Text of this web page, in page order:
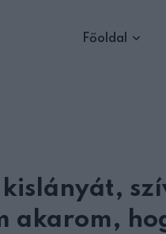
Főoldal
akarom,